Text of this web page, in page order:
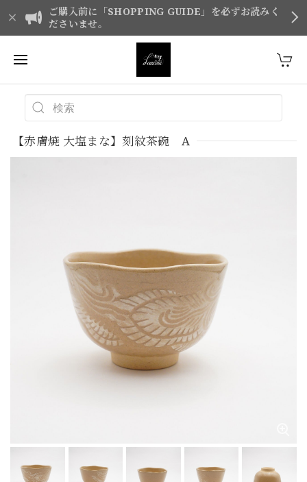
ご購入前に「SHOPPING GUIDE」を必ずお読みく
ださいませ。
【赤膚焼 大塩まな】刻紋茶碗 A